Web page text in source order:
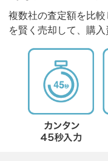
複数社の査定額を比
を賢く売却して、購